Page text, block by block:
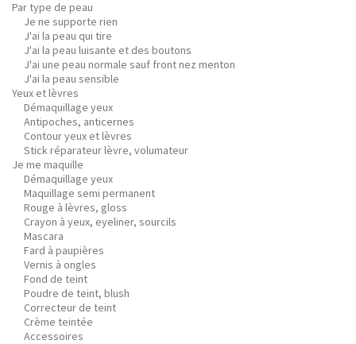
Par type de peau
Je ne supporte rien
J'ai la peau qui tire
J'ai la peau luisante et des boutons
J'ai une peau normale sauf front nez menton
J'ai la peau sensible
Yeux et lèvres
Démaquillage yeux
Antipoches, anticernes
Contour yeux et lèvres
Stick réparateur lèvre, volumateur
Je me maquille
Démaquillage yeux
Maquillage semi permanent
Rouge à lèvres, gloss
Crayon à yeux, eyeliner, sourcils
Mascara
Fard à paupières
Vernis à ongles
Fond de teint
Poudre de teint, blush
Correcteur de teint
Crème teintée
Accessoires